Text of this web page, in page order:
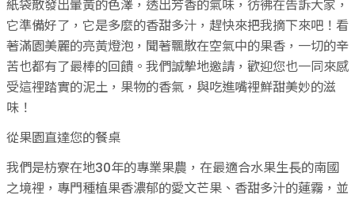
紙袋散發出暈黃的色澤，透出芳香的氣味，彷彿在告訴大家，
它準備好了，它是多麼的香甜多汁，趕快來把我摘下來吧！看
著滿園美麗的亮黃燈泡，聞著飄散在空氣中的果香，一切的辛
苦也都有了最棒的回饋。我們誠摯地邀請，歡迎您也一同來感
受這裡踏實的泥土，果物的香氣，與吃進嘴裡鮮甜美妙的滋
味！
從果園直達您的餐桌
我們是枋寮在地30年的專業果農，在最適合水果生長的南國
之境裡，專門種植果香濃郁的愛文芒果、香甜多汁的蓮霧，並